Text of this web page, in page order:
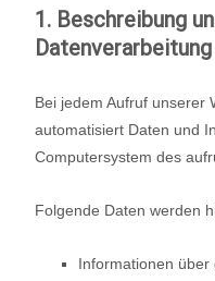
1. Beschreibung
Datenverarbeitung
Bei jedem Aufruf unserer
automatisiert Daten und
Computersystem des
Folgende Daten werden
Informationen über